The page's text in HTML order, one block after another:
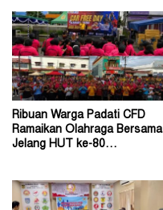
Ribuan Warga Padati CFD
Ramaikan Olahraga Bersama
Jelang HUT ke-80